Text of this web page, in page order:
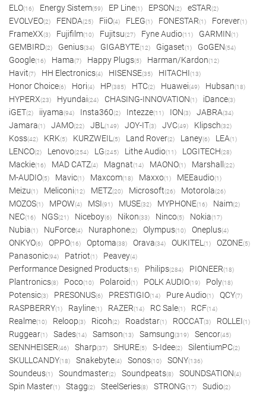
ELO(16) Energy Sistem(59) EP Line(1) EPSON(2) eSTAR(2)
EVOLVEO(2) FENDA(25) FiiO(4) FLEG(1) FONESTAR(1) Forever(1)
FrameXX(3) Fujifilm(10) Fujitsu(27) Fyne Audio(11) GARMIN(1)
GEMBIRD(2) Genius(34) GIGABYTE(12) Gigaset(1) GoGEN(54)
Google(16) Hama(7) Happy Plugs(5) Harman/Kardon(12)
Havit(7) HH Electronics(4) HISENSE(35) HITACHI(13)
Honor Choice(6) Hori(4) HP(385) HTC(2) Huawei(49) Hubsan(18)
HYPERX(23) Hyundai(24) CHASING-INNOVATION(1) iDance(3)
iGET(2) iiyama(94) Insta360(2) Intezze(11) ION(3) JABRA(34)
Jamara(1) JAMO(22) JBL (149) JOY-IT(3) JVC(49) Klipsch(32)
Koss(42) KRK(5) KURZWEIL (5) Land Rover(2) Laney(6) LEA(1)
LENCO(2) Lenovo(254) LG(245) Lithe Audio(11) LOGITECH(28)
Mackie(16) MAD CATZ(4) Magnat(14) MAONO(1) Marshall (22)
M-AUDIO(5) Mavic(1) Maxcom(18) Maxxo(1) MEEaudio(1)
Meizu(1) Meliconi(12) METZ(20) Microsoft(26) Motorola(26)
MOZOS(1) MPOW(4) MSI(91) MUSE(32) MYPHONE(16) Naim(2)
NEC(16) NGS(21) Niceboy(6) Nikon(33) Ninco(5) Nokia(17)
Nubia(1) NuForce(4) Nuraphone(2) Olympus(10) Oneplus(4)
ONKYO(6) OPPO(16) Optoma(38) Orava(34) OUKITEL (1) OZONE(5)
Panasonic(94) Patriot(1) Peavey(4)
Performance Designed Products(15) Philips(284) PIONEER(18)
Plantronics(8) Poco(10) Polaroid(1) POLK AUDIO(19) Poly(18)
Potensic(3) PRESONUS(6) PRESTIGIO(14) Pure Audio(1) QCY(7)
RASPBERRY(1) Rayline(1) RAZER(14) RC Sale(1) RCF(14)
Realme(10) Reloop(3) Ricoh(2) Roadstar(1) ROCCAT(3) ROLLEI(1)
Ruggear(1) Sades(14) Samson(13) Samsung(319) Sencor(45)
SENNHEISER(46) Sharp(37) SHURE(5) S-Idee(2) SilentiumPC(2)
SKULLCANDY(18) Snakebyte(4) Sonos(10) SONY(136)
Soundeus(1) Soundmaster(2) Soundpeats(8) SOUNDSATION(4)
Spin Master(1) Stagg(2) SteelSeries(8) STRONG(17) Sudio(2)